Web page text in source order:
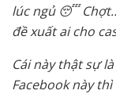
lúc ngủ 😴
đề xuất ai cho
Cái này thật sự
Facebook này